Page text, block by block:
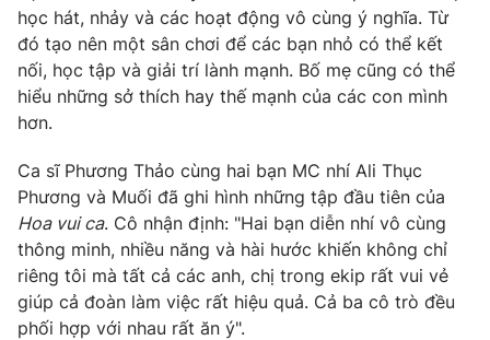
Phim VTV
Hậu trường
Nhân vật
Khán giả
Giải sao mai
Giải trí
Điện ảnh
Âm nhạc
Sao
Đời sống
Làm đẹp
Chất lượng cuộc sống
Giáo dục
Tuyển sinh
Học trực tuyến
Công nghệ
Hitech Công nghệ tương lai
Sản phẩm
Giao lưu trực tuyến
học hát, nhảy và các hoạt động vô cùng ý nghĩa. Từ
đó tạo nên một sân chơi để các bạn nhỏ có thể kết
nối, học tập và giải trí lành mạnh. Bố mẹ cũng có thể
hiểu những sở thích hay thế mạnh của các con mình
hơn.
Ca sĩ Phương Thảo cùng hai bạn MC nhí Ali Thục
Phương và Muối đã ghi hình những tập đầu tiên của
Hoa vui ca. Cô nhận định: "Hai bạn diễn nhí vô cùng
thông minh, nhiều năng và hài hước khiến không chỉ
riêng tôi mà tất cả các anh, chị trong ekip rất vui vẻ
giúp cả đoàn làm việc rất hiệu quả. Cả ba cô trò đều
phối hợp với nhau rất ăn ý".